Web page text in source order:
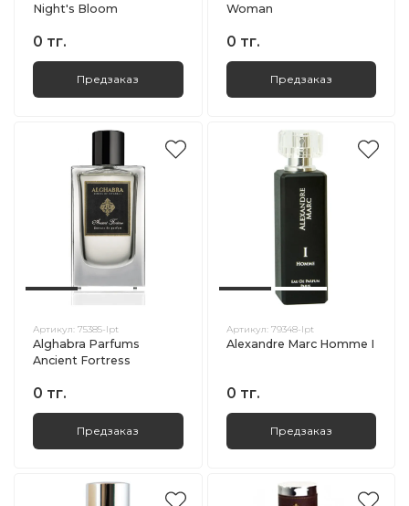
Night's Bloom
0 тг.
Предзаказ
Woman
0 тг.
Предзаказ
Артикул: 75385-lpt
Alghabra Parfums
Ancient Fortress
0 тг.
Предзаказ
Артикул: 79348-lpt
Alexandre Marc Homme I
0 тг.
Предзаказ